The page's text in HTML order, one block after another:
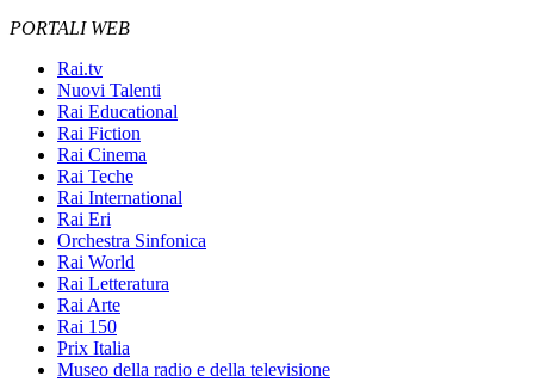
PORTALI WEB
Rai.tv
Nuovi Talenti
Rai Educational
Rai Fiction
Rai Cinema
Rai Teche
Rai International
Rai Eri
Orchestra Sinfonica
Rai World
Rai Letteratura
Rai Arte
Rai 150
Prix Italia
Museo della radio e della televisione